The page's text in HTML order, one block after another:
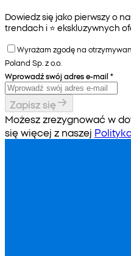
Dowiedz się jako pierwszy o
trendach i ⭐️ ekskluzywnych
Wyrażam zgodę na
Poland Sp. z o.o.
Wprowadź swój adres e-mail *
Zapisz się
Możesz zrezygnować w
się więcej z naszej